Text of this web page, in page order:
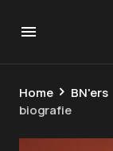
Home BN'ers
biografie